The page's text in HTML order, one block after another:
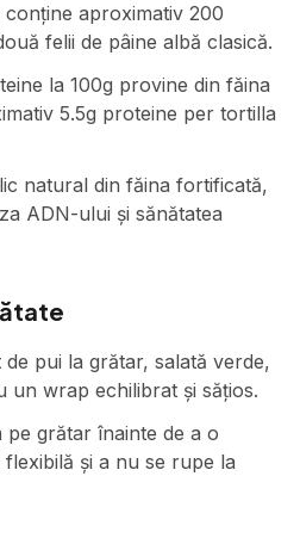
aproximativ 200
felii de pâine albă clasică.
la 100g provine din făina
5.5g proteine per tortilla
natural din făina fortificată,
ADN-ului și sănătatea
pui la grătar, salată verde,
un wrap echilibrat și sățios.
grătar înainte de a o
și a nu se rupe la